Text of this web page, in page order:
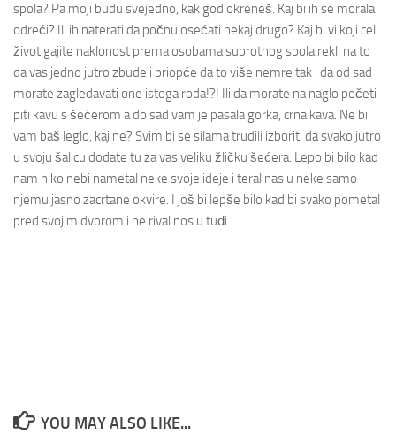
spola? Pa moji budu svejedno, kak god okreneš. Kaj bi ih se morala
odreći? Ili ih naterati da počnu osećati nekaj drugo? Kaj bi vi koji celi
život gajite naklonost prema osobama suprotnog spola rekli na to
da vas jedno jutro zbude i priopće da to više nemre tak i da od sad
morate zagledavati one istoga roda!?! Ili da morate na naglo početi
piti kavu s šećerom a do sad vam je pasala gorka, crna kava. Ne bi
vam baš leglo, kaj ne? Svim bi se silama trudili izboriti da svako jutro
u svoju šalicu dodate tu za vas veliku žličku šećera. Lepo bi bilo kad
nam niko nebi nametal neke svoje ideje i teral nas u neke samo
njemu jasno zacrtane okvire. I još bi lepše bilo kad bi svako pometal
pred svojim dvorom i ne rival nos u tuđi.
YOU MAY ALSO LIKE...